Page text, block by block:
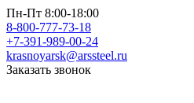
Пн-Пт 8:00-18:00
8-800-777-73-18
+7-391-989-00-24
krasnoyarsk@arssteel.ru
Заказать звонок